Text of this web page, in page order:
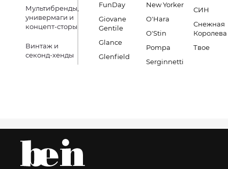
Мультибренды,
универмаги и
концепт-сторы
Винтаж и
секонд-хенды
FunDay
Giovane
Gentile
Glance
Glenfield
New Yorker
O'Hara
O'Stin
Pompa
Serginnetti
СИН
Снежная
Королева
Твое